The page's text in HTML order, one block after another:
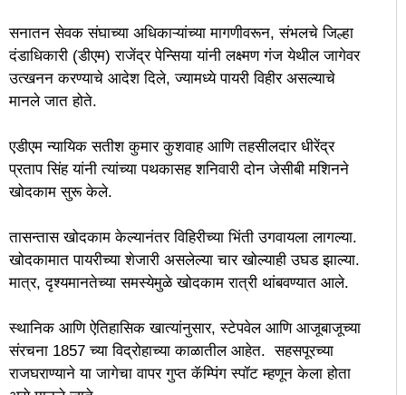
सनातन सेवक संघाच्या अधिकाऱ्यांच्या मागणीवरून, संभलचे जिल्हा
दंडाधिकारी (डीएम) राजेंद्र पेन्सिया यांनी लक्ष्मण गंज येथील जागेवर
उत्खनन करण्याचे आदेश दिले, ज्यामध्ये पायरी विहीर असल्याचे
मानले जात होते.
एडीएम न्यायिक सतीश कुमार कुशवाह आणि तहसीलदार धीरेंद्र
प्रताप सिंह यांनी त्यांच्या पथकासह शनिवारी दोन जेसीबी मशिनने
खोदकाम सुरू केले.
तासन्तास खोदकाम केल्यानंतर विहिरीच्या भिंती उगवायला लागल्या.
खोदकामात पायरीच्या शेजारी असलेल्या चार खोल्याही उघड झाल्या.
मात्र, दृश्यमानतेच्या समस्येमुळे खोदकाम रात्री थांबवण्यात आले.
स्थानिक आणि ऐतिहासिक खात्यांनुसार, स्टेपवेल आणि आजूबाजूच्या
संरचना 1857 च्या विद्रोहाच्या काळातील आहेत. सहसपूरच्या
राजघराण्याने या जागेचा वापर गुप्त कॅम्पिंग स्पॉट म्हणून केला होता